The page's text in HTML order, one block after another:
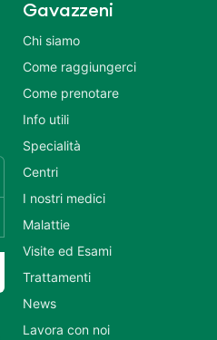
Gavazzeni
Chi siamo
Come raggiungerci
Come prenotare
Info utili
Specialità
Centri
I nostri medici
Malattie
Visite ed Esami
Trattamenti
News
Lavora con noi